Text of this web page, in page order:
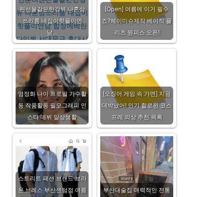
된선물같은한강뷰 나혼삼
쓰리룸 내집이핫플이연
남…
[Open] 여름에 이거 필수
죠?헤이미슈제작 베이직 플
리츠 원피스 오픈!
엄정화 나이 프로필 가수활
동 작품활동 필모그래피 인
스타 데뷔 일상생활
[오징어 게임 속 가면] 지금
대박났어! 인기 할로윈 코스
프레 의상 추천 목록
스트리트 패션 브랜드 브라
운 브레스 부산센텀점 여름
부산대술집 매력적인 전통